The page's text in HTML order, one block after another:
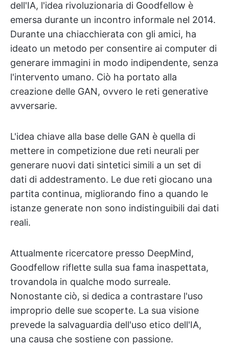
dell'IA, l'idea rivoluzionaria di Goodfellow è
emersa durante un incontro informale nel 2014.
Durante una chiacchierata con gli amici, ha
ideato un metodo per consentire ai computer di
generare immagini in modo indipendente, senza
l'intervento umano. Ciò ha portato alla
creazione delle GAN, ovvero le reti generative
avversarie.
L'idea chiave alla base delle GAN è quella di
mettere in competizione due reti neurali per
generare nuovi dati sintetici simili a un set di
dati di addestramento. Le due reti giocano una
partita continua, migliorando fino a quando le
istanze generate non sono indistinguibili dai dati
reali.
Attualmente ricercatore presso DeepMind,
Goodfellow riflette sulla sua fama inaspettata,
trovandola in qualche modo surreale.
Nonostante ciò, si dedica a contrastare l'uso
improprio delle sue scoperte. La sua visione
prevede la salvaguardia dell'uso etico dell'IA,
una causa che sostiene con passione.